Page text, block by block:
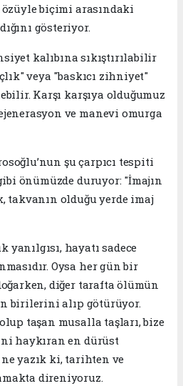
biçimi arasındaki
gösteriyor.
kalıbına sıkıştırılabilir
veya "baskıcı zihniyet"
Karşı karşıya olduğumuz
ve manevi omurga
şu çarpıcı tespiti
önümüzde duruyor: "İmajın
takvanın olduğu yerde imaj
hayatı sadece
Oysa her gün bir
diğer tarafta ölümün
birilerini alıp götürüyor.
taşan musalla taşları, bize
haykıran en dürüst
yazık ki, tarihten ve
direniyoruz.